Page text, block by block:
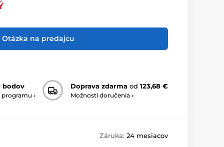
Otázka na predajcu
bodov
›
Doprava zdarma od 123,68 €
Možnosti doručenia ›
Záruka: 24 mesiacov